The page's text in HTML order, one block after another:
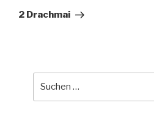
Beitrag
2 Drachmai